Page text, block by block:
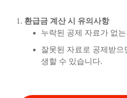
환급금 계산 시 유의사항
누락된 공제 자료가 없
잘못된 자료로 공제받
생할 수 있습니다.